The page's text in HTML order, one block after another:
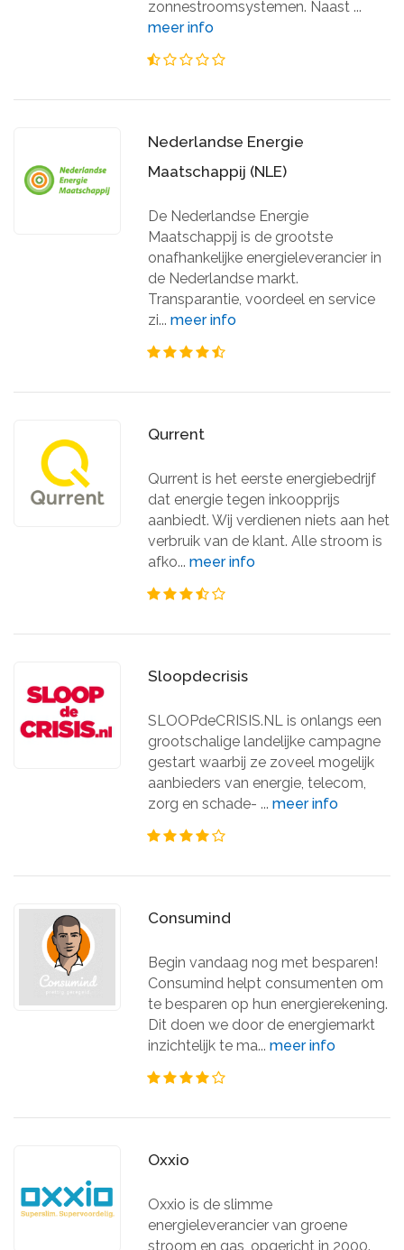
zonnestroomsystemen. Naast ...
meer info
Nederlandse Energie
Maatschappij (NLE)
De Nederlandse Energie
Maatschappij is de grootste
onafhankelijke energieleverancier in
de Nederlandse markt.
Transparantie, voordeel en service
zi...meer info
Qurrent
Qurrent is het eerste energiebedrijf
dat energie tegen inkoopprijs
aanbiedt. Wij verdienen niets aan het
verbruik van de klant. Alle stroom is
afko...meer info
Sloopdecrisis
SLOOPdeCRISIS.NL is onlangs een
grootschalige landelijke campagne
gestart waarbij ze zoveel mogelijk
aanbieders van energie, telecom,
zorg en schade- ...meer info
Consumind
Begin vandaag nog met besparen!
Consumind helpt consumenten om
te besparen op hun energierekening.
Dit doen we door de energiemarkt
inzichtelijk te ma...meer info
Oxxio
Oxxio is de slimme
energieleverancier van groene
stroom en gas, opgericht in 2000.